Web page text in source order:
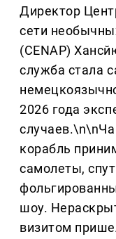
Директор
сети
(CENAP)
служба стала
2026 года
корабль
самолеты,
шоу.
визитом